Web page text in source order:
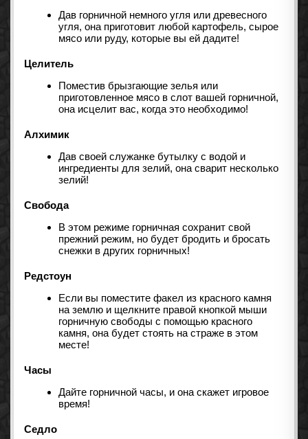
Дав горничной немного угля или древесного
угля, она приготовит любой картофель, сырое
мясо или руду, которые вы ей дадите!
Целитель
Поместив брызгающие зелья или
приготовленное мясо в слот вашей горничной,
она исцелит вас, когда это необходимо!
Алхимик
Дав своей служанке бутылку с водой и
ингредиенты для зелий, она сварит несколько
зелий!
Свобода
В этом режиме горничная сохранит свой
прежний режим, но будет бродить и бросать
снежки в других горничных!
Редстоун
Если вы поместите факел из красного камня
на землю и щелкните правой кнопкой мыши
горничную свободы с помощью красного
камня, она будет стоять на страже в этом
месте!
Часы
Дайте горничной часы, и она скажет игровое
время!
Седло